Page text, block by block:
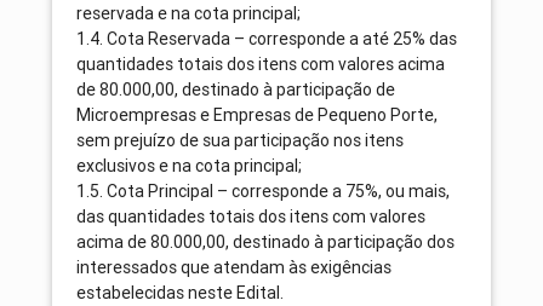
reservada e na cota principal;
1.4. Cota Reservada – corresponde a até 25% das
quantidades totais dos itens com valores acima
de 80.000,00, destinado à participação de
Microempresas e Empresas de Pequeno Porte,
sem prejuízo de sua participação nos itens
exclusivos e na cota principal;
1.5. Cota Principal – corresponde a 75%, ou mais,
das quantidades totais dos itens com valores
acima de 80.000,00, destinado à participação dos
interessados que atendam às exigências
estabelecidas neste Edital.